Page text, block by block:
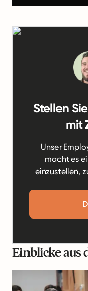
Stellen
mit
Unser
macht es
einzustellen,
Einblicke aus